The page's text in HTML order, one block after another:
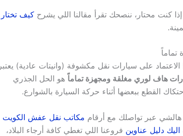
كنت محتار، ننصحك تقرأ مقالنا اللي يشرح كيف تختار
على سيارات نقل مكشوفة (وانيتات عادية) يعتبر
هاف لوري مغلقة ومجهزة تماماً هو الحل الجذري
القطع ببعضها أثناء حركة السيارة بالشوارع.
هالشي عبر تواصلك مع أرقام مكاتب نقل عفش الكويت
اليك دليل عناوين فروعنا اللي تغطي كافة أرجاء البلاد،